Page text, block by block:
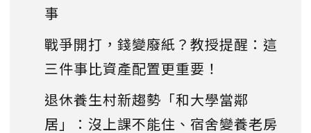
事
戰爭開打，錢變廢紙？教授提醒：這
三件事比資產配置更重要！
退休養生村新趨勢「和大學當鄰
居」：沒上課不能住、宿舍變養老房